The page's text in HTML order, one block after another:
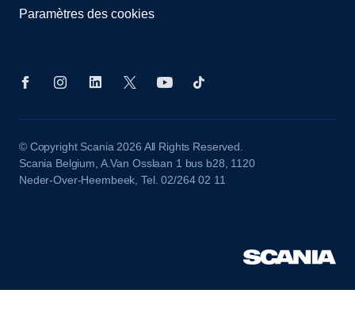
Paramètres des cookies
© Copyright Scania 2026 All Rights Reserved.
Scania Belgium, A.Van Osslaan 1 bus b28, 1120
Neder-Over-Heembeek, Tel. 02/264 02 11